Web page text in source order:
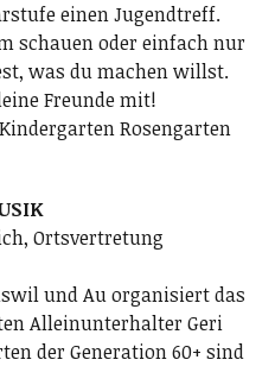
einen Jugendtreff.
schauen oder einfach nur
was du machen willst.
Freunde mit!
Rosengarten
Ortsvertretung
und Au organisiert das
Alleinunterhalter Geri
der Generation 60+ sind